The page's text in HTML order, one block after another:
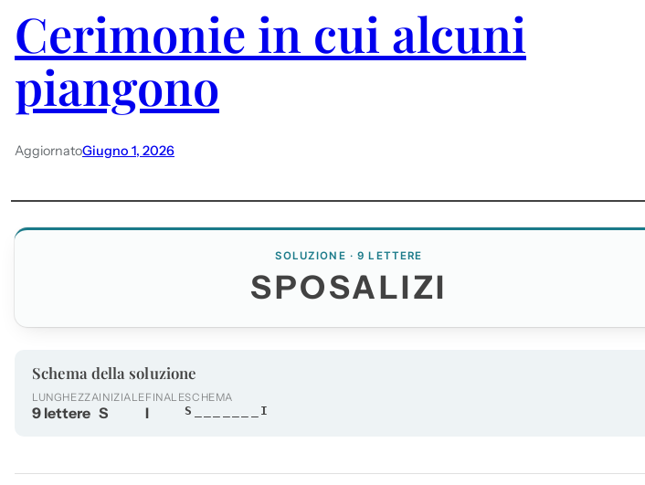
Cerimonie in cui alcuni
piangono
AggiornatoGiugno 1, 2026
SOLUZIONE · 9 LETTERE
SPOSALIZI
Schema della soluzione
LUNGHEZZA
9 lettere
INIZIALE
S
FINALE
I
SCHEMA
S_______I